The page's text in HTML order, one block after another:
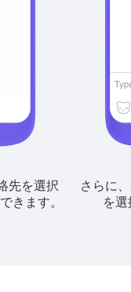
先を選択
きます。
さらに
を